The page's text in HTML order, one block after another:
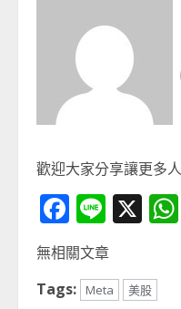
歡迎大家分享讓更多
Line
X
無相關文章
Tags:
Meta 美股